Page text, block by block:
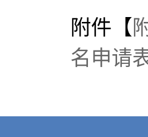
附件【
名申请